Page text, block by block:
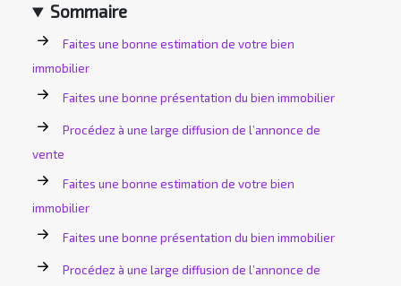
Sommaire
Faites une bonne estimation de votre bien
immobilier
Faites une bonne présentation du bien immobilier
Procédez à une large diffusion de l’annonce de
vente
Faites une bonne estimation de votre bien
immobilier
Faites une bonne présentation du bien immobilier
Procédez à une large diffusion de l’annonce de